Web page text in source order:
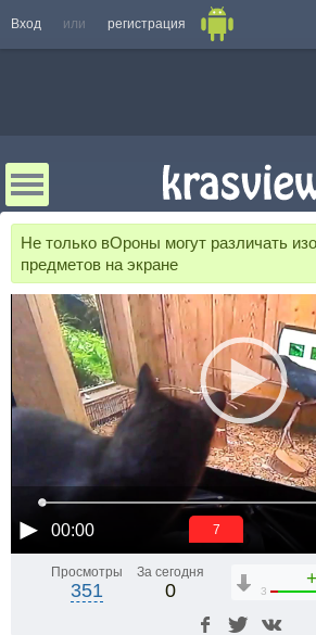
Вход или регистрация
Не только вОроны могут различать
предметов на экране
00:00 6
Просмотры
351
За сегодня
0 3